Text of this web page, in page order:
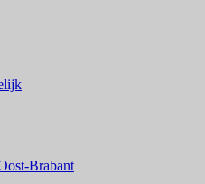
Brabant